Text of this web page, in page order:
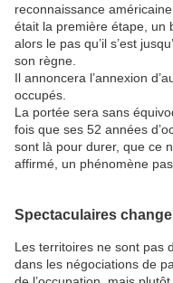
reconnaissance
était la première étape, un
alors le pas qu’il s’est
son règne.
Il annoncera l’annexion
occupés.
La portée sera sans
fois que ses 52 années
sont là pour durer, que ce
affirmé, un phénomène
Spectaculaires
Les territoires ne sont pas
dans les négociations de